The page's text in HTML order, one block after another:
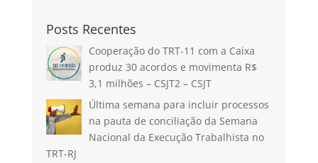
Posts Recentes
Cooperação do TRT-11 com a Caixa
produz 30 acordos e movimenta R$
3,1 milhões – CSJT2 – CSJT
Última semana para incluir processos
na pauta de conciliação da Semana
Nacional da Execução Trabalhista no
TRT-RJ